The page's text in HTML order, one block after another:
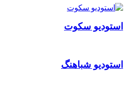
استودیو سکوت
استودیو شباهنگ